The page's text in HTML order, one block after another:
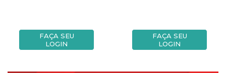
FAÇA SEU
LOGIN
FAÇA SEU
LOGIN